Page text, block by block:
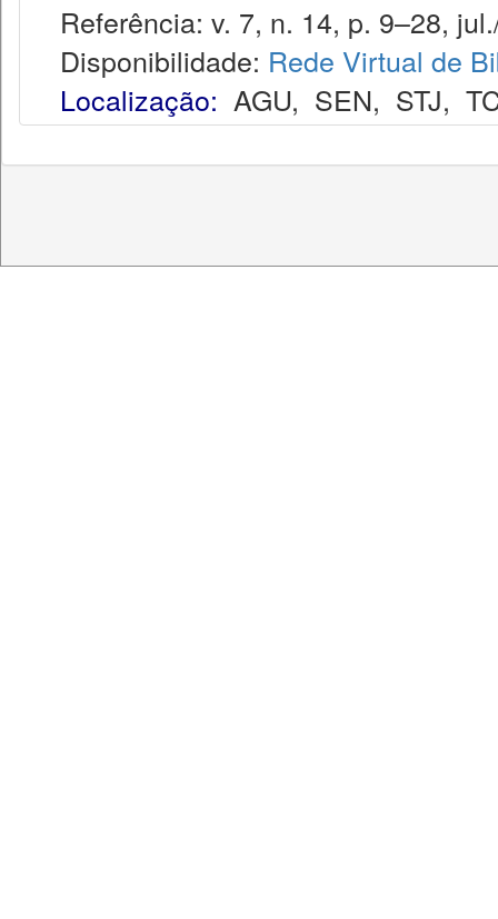
Referência: v. 7, n. 14, p. 9–28,
Disponibilidade: Rede Virtual de
Localização: AGU, SEN, STJ,